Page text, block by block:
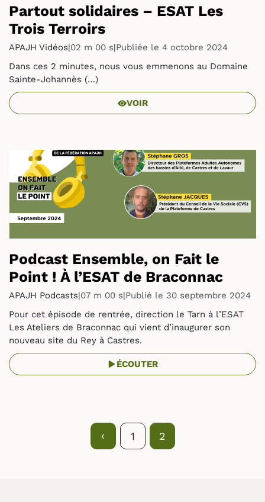
Partout solidaires – ESAT Les
Trois Terroirs
APAJH Vidéos|02 m 00 s|Publiée le 4 octobre 2024
Dans ces 2 minutes, nous vous emmenons au Domaine
Sainte-Johannès (…)
VOIR
Podcast Ensemble, on Fait le
Point ! À l’ESAT de Braconnac
APAJH Podcasts|07 m 00 s|Publié le 30 septembre 2024
Pour cet épisode de rentrée, direction le Tarn à l’ESAT
Les Ateliers de Braconnac qui vient d’inaugurer son
nouveau site du Rey à Castres.
ÉCOUTER
Précédent
‹ Page
1 Page
2